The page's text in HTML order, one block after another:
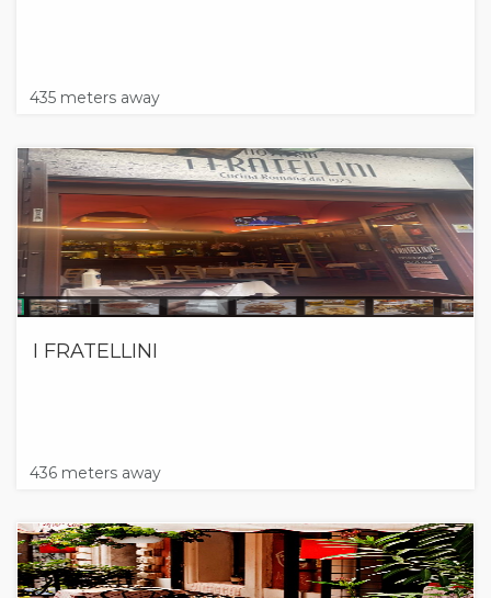
435 meters away
I FRATELLINI
436 meters away